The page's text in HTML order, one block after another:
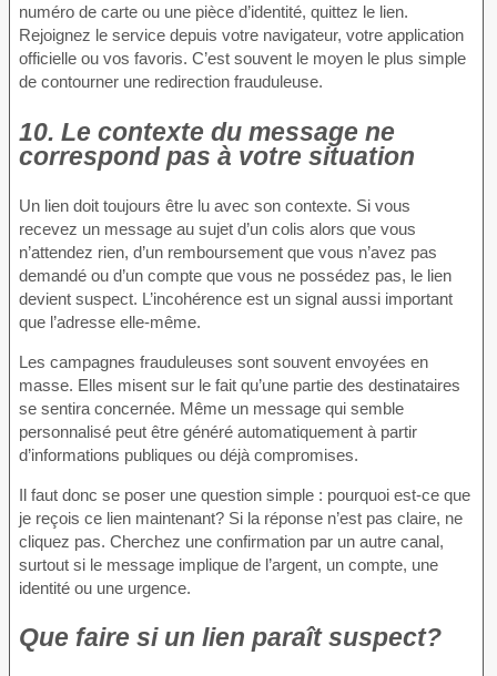
numéro de carte ou une pièce d’identité, quittez le lien.
Rejoignez le service depuis votre navigateur, votre application
officielle ou vos favoris. C’est souvent le moyen le plus simple
de contourner une redirection frauduleuse.
10. Le contexte du message ne
correspond pas à votre situation
Un lien doit toujours être lu avec son contexte. Si vous
recevez un message au sujet d’un colis alors que vous
n’attendez rien, d’un remboursement que vous n’avez pas
demandé ou d’un compte que vous ne possédez pas, le lien
devient suspect. L’incohérence est un signal aussi important
que l’adresse elle-même.
Les campagnes frauduleuses sont souvent envoyées en
masse. Elles misent sur le fait qu’une partie des destinataires
se sentira concernée. Même un message qui semble
personnalisé peut être généré automatiquement à partir
d’informations publiques ou déjà compromises.
Il faut donc se poser une question simple : pourquoi est-ce que
je reçois ce lien maintenant? Si la réponse n’est pas claire, ne
cliquez pas. Cherchez une confirmation par un autre canal,
surtout si le message implique de l’argent, un compte, une
identité ou une urgence.
Que faire si un lien paraît suspect?